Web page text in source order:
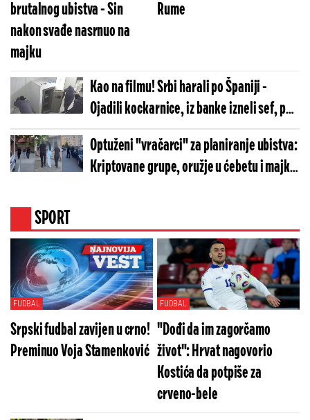
brutalnog ubistva - Sin
nakon svađe nasrnuo na
majku
Rume
Kao na filmu! Srbi harali po Španiji -
Ojadili kockarnice, iz banke izneli sef, pa
plen prevozili ukradenim luks vozilima
(FOTO)
Optuženi "vračarci" za planiranje ubistva:
Kriptovane grupe, oružje u ćebetu i majka
SPORT
FUDBAL
Srpski fudbal zavijen u crno!
Preminuo Voja Stamenković
FUDBAL
"Dođi da im zagorčamo
život": Hrvat nagovorio
Kostića da potpiše za
crveno-bele